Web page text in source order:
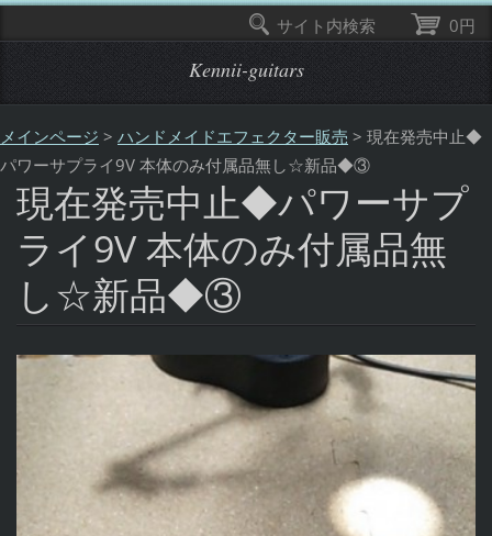
Kennii-guitars
メインページ > ハンドメイドエフェクター販売 > 現在発売中止◆
パワーサプライ9V 本体のみ付属品無し☆新品◆③
現在発売中止◆パワーサプ
ライ9V 本体のみ付属品無
し☆新品◆③
0円
サイト内検索